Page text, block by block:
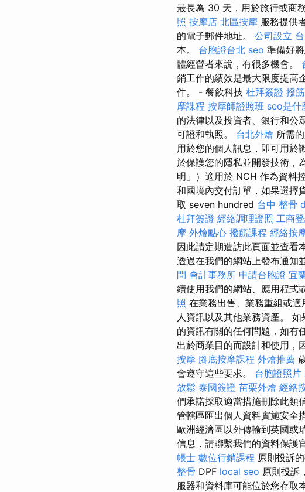
最長為 30 天，用於旅行或商
照 按摩店 北區按摩 服務提供
的電子郵件地址。 公司設立
本。 台胞證台北 seo 準備好
體經營者來說，有很多機會。
銷工作的績效是最大限度提高
件。 - 餐飲科技 杜拜簽證 撥
摩課程 按摩師證照班 seo是什
的法律以及投資者、銀行和公
可證和執照。 台北外燴 所需
用於您的個人訊息，即可用於
於保護您的隱私並開發技術，
明」）適用於 NCH 作為資料
和國境內交付訂單，如果選擇
取 seven hundred 台中 整骨
杜拜簽證 經絡調理證照 工商
摩 外燴點心 撥筋課程 經絡按
因此請定期造訪此頁面並查看
透過在我們的網站上發布通知
問 會計事務所 申請台胞證 宜
續使用我們的網站、應用程式
照 在業務出售、業務重組或
人資訊以及其他業務資產。
的資訊有關的任何問題，如有
出於商業目的而設計和使用，
按摩 腳底按摩課程 外燴推薦
會遵守這些要求。 台胞證照片
放鬆 泰國簽證 苗栗外燴 經絡
們承諾採取適當措施刪除此類
管轄區匯出個人資料實施安全
歐洲經濟區以外傳輸到英國或
信息，請聯繫我們的資料保護
帳士 數位行銷課程 原則投訴
整骨 DPF local seo 原則投訴
服器和資料庫可能位於您存取